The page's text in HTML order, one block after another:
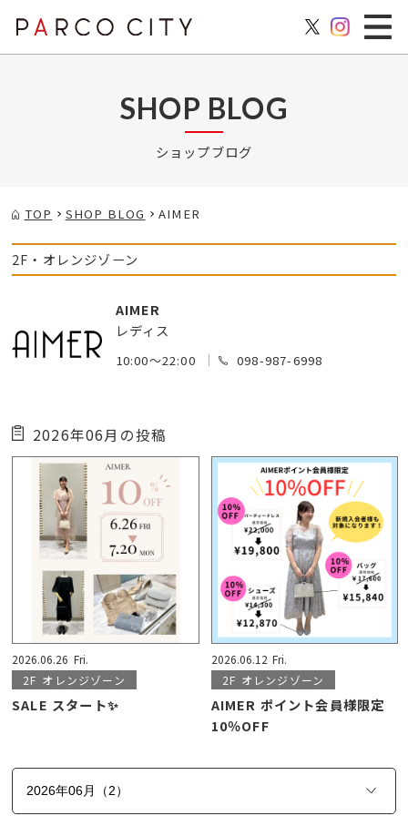
SHOP BLOG
ショップブログ
TOP SHOP BLOG AIMER
2F・オレンジゾーン
AIMER
レディス
10:00～22:00 098-987-6998
2026年06月の投稿
2026.06.26 Fri.
2F オレンジゾーン
SALE スタート✨
2026.06.12 Fri.
2F オレンジゾーン
AIMER ポイント会員様限定
10％OFF